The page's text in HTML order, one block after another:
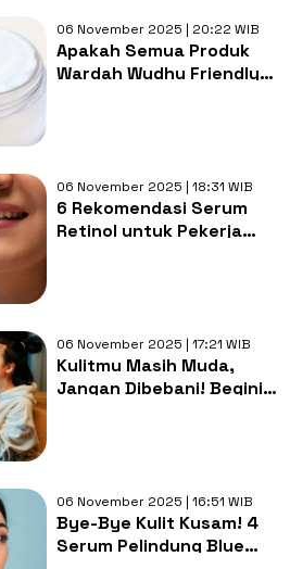
06 November 2025 | 20:22 WIB
Apakah Semua Produk
Wardah Wudhu Friendly?
06 November 2025 | 18:31 WIB
6 Rekomendasi Serum
Retinol untuk Pekerja
06 November 2025 | 17:21 WIB
Kulitmu Masih Muda,
Jangan Dibebani! Begini
06 November 2025 | 16:51 WIB
Bye-Bye Kulit Kusam! 4
Serum Pelindung Blue